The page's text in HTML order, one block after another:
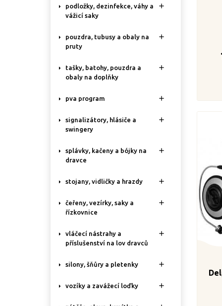
podložky, dezinfekce, váhy a
vážicí saky

pouzdra, tubusy a obaly na
pruty

tašky, batohy, pouzdra a
obaly na doplňky

pva program 
signalizátory, hlásiče a
swingery

splávky, kačeny a bójky na
dravce

stojany, vidličky a hrazdy 
čeřeny, vezírky, saky a
řízkovnice

vláčecí nástrahy a
příslušenství na lov dravců

silony, šňůry a pletenky 
vozíky a zavážecí loďky 